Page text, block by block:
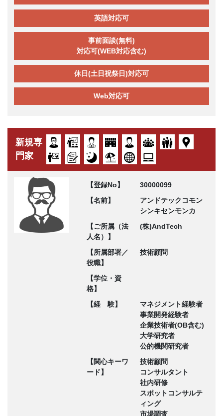
英語対応可
事前面談(無料)
対応可(WEB対応含む)
休日(土日祝祭日)対応可
Web対応可
新規専
門家
【登録No】
30000099
【名前】
アンドテックコモン
シンキセンモンカ
【ご所属（法
人名）】
(株)AndTech
【所属部署／
役職】
技術顧問
【学位・資
格】
【経 験】
マネジメント経験者
事業開発経験者
企業技術者(OB含む)
大学研究者
公的機関研究者
【関心キーワ
ード】
技術顧問
コンサルタント
社内研修
スポットコンサルテ
ィング
市場調査